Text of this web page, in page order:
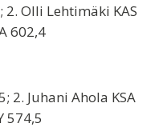
2. Olli Lehtimäki KAS
602,4
2. Juhani Ahola KSA
574,5